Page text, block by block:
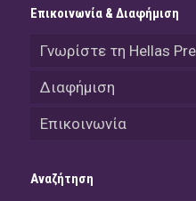
Επικοινωνία & Διαφήμιση
Γνωρίστε τη Hellas
Διαφήμιση
Επικοινωνία
Αναζήτηση